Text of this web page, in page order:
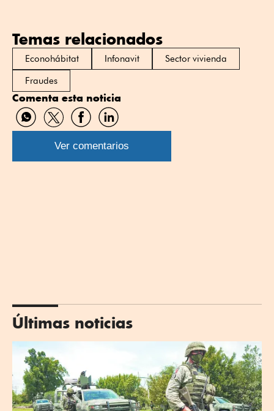
Temas relacionados
Econohábitat Infonavit
Sector vivienda
Fraudes
Comenta esta noticia
Compartir
por
WhatsApp
Compartir
por
Twitter
Compartir
por
Facebook
Compartir
por
Linkedin
Ver comentarios
Últimas noticias